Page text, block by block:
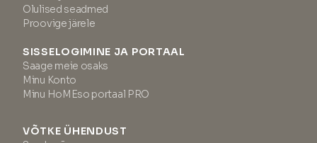
Olulised seadmed
Proovige järele
SISSELOGIMINE JA PORTAAL
Saage meie osaks
Minu Konto
Minu HoMEso portaal PRO
VÕTKE ÜHENDUST